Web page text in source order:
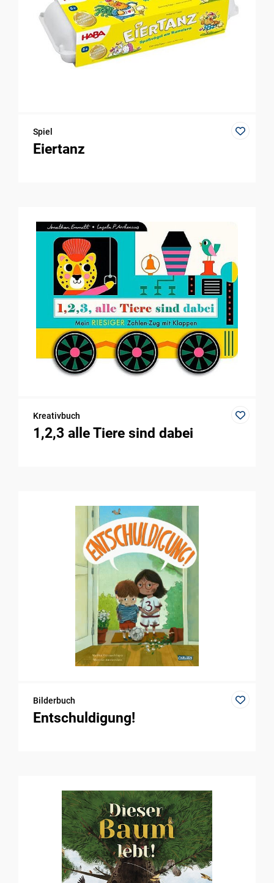
Spiel
Eiertanz
Kreativbuch
1,2,3 alle Tiere sind dabei
Bilderbuch
Entschuldigung!